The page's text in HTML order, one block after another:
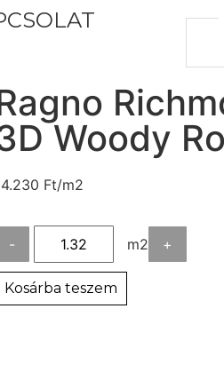
Durango Medium
Woody
Ft/m2
- m2 +
Kosárba teszem